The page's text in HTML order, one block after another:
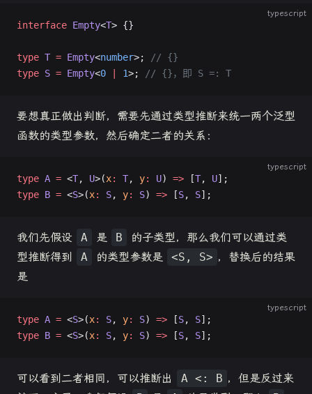
typescript
interface Empty<T> {}
type T = Empty<number>;
// {}
type S = Empty<0 | 1>; // {}，即 S =: T
要想真正做出判断，需要先通过类型推断来统一两个泛型
函数的类型参数，然后确定二者的关系：
typescript
type A = <T, U>(x: T, y: U) => [T, U];
type B = <S>(x: S, y: S) => [S, S];
我们先假设 A 是 B
的子类型，那么我们可以通过类
型推断得到
A 的类型参数是 <S, S> ，替换后的结果
是
typescript
type A = <S>(x: S, y: S) => [S, S];
type B = <S>(x: S, y: S) => [S, S];
可以看到二者相同，可以推断出 A <: B ，但是反过来